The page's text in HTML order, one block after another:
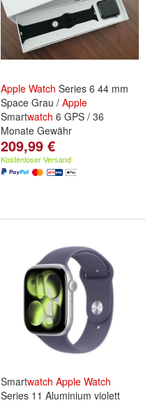
Apple Watch Series 6 44 mm
Space Grau / Apple
Smartwatch 6 GPS / 36
Monate Gewähr
209,99 €
Kostenloser Versand
Smartwatch Apple Watch
Series 11 Aluminium violett